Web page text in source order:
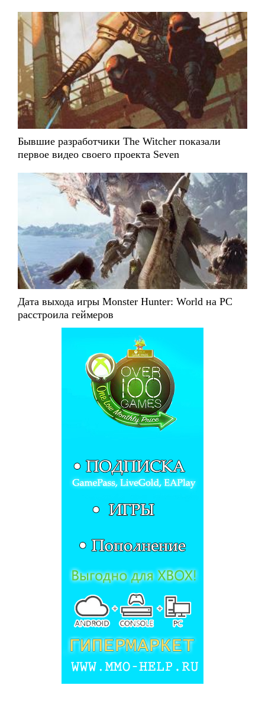
Бывшие разработчики The Witcher показали
первое видео своего проекта Seven
Дата выхода игры Monster Hunter: World на PC
расстроила геймеров